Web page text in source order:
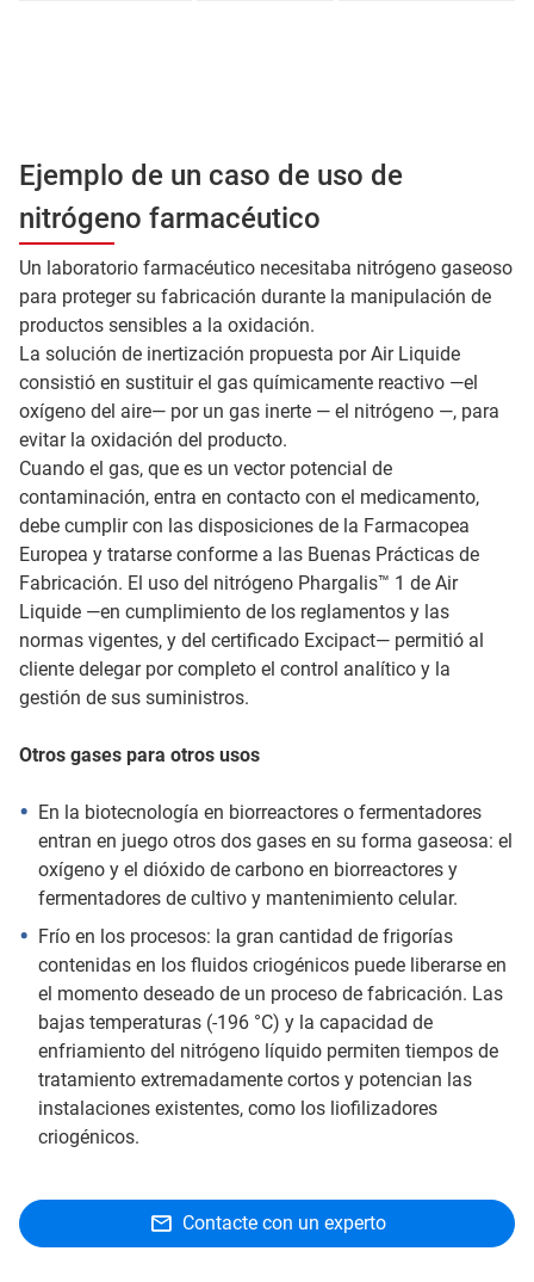
Ejemplo de un caso de uso de
nitrógeno farmacéutico
Un laboratorio farmacéutico necesitaba nitrógeno gaseoso
para proteger su fabricación durante la manipulación de
productos sensibles a la oxidación.
La solución de inertización propuesta por Air Liquide
consistió en sustituir el gas químicamente reactivo —el
oxígeno del aire— por un gas inerte — el nitrógeno —, para
evitar la oxidación del producto.
Cuando el gas, que es un vector potencial de
contaminación, entra en contacto con el medicamento,
debe cumplir con las disposiciones de la Farmacopea
Europea y tratarse conforme a las Buenas Prácticas de
Fabricación. El uso del nitrógeno Phargalis™ 1 de Air
Liquide —en cumplimiento de los reglamentos y las
normas vigentes, y del certificado Excipact— permitió al
cliente delegar por completo el control analítico y la
gestión de sus suministros.
Otros gases para otros usos
En la biotecnología en biorreactores o fermentadores
entran en juego otros dos gases en su forma gaseosa: el
oxígeno y el dióxido de carbono en biorreactores y
fermentadores de cultivo y mantenimiento celular.
Frío en los procesos: la gran cantidad de frigorías
contenidas en los fluidos criogénicos puede liberarse en
el momento deseado de un proceso de fabricación. Las
bajas temperaturas (-196 °C) y la capacidad de
enfriamiento del nitrógeno líquido permiten tiempos de
tratamiento extremadamente cortos y potencian las
instalaciones existentes, como los liofilizadores
criogénicos.
Contacte con un experto